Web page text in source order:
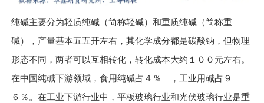
纯碱主要分为轻质纯碱（简称轻碱）和重质纯碱（简称重
碱），产量基本五五开左右，其化学成分都是碳酸钠，但物理
形态不同，两者可以互相转化，转化成本大约１００元左右。
在中国纯碱下游领域，食用纯碱占４％ ，工业用碱占９
６％。在工业下游行业中，平板玻璃行业和光伏玻璃行业是重